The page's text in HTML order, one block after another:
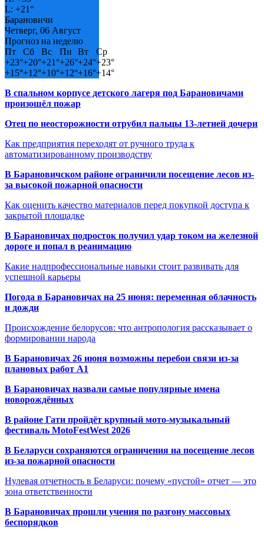
L: +21°
Барановичи
Четверг, 06 Август
Прогноз на неделю
Пт
Сб Вс Пн Вт
Ср
+23°+20°+21°+26°+24°+23°
+15°+12°+10°+12°+16°+14°
В спальном корпусе детского лагеря под Барановичами
произошёл пожар
Отец по неосторожности отрубил пальцы 13-летней дочери
Как предприятия переходят от ручного труда к
автоматизированному производству
В Барановичском районе ограничили посещение лесов из-
за высокой пожарной опасности
Как оценить качество материалов перед покупкой доступа к
закрытой площадке
В Барановичах подросток получил удар током на железной
дороге и попал в реанимацию
Какие надпрофессиональные навыки стоит развивать для
успешной карьеры
Погода в Барановичах на 25 июня: переменная облачность
и дожди
Происхождение белорусов: что антропология рассказывает о
формировании народа
В Барановичах 26 июня возможны перебои связи из-за
плановых работ A1
В Барановичах назвали самые популярные имена
новорождённых
В районе Гати пройдёт крупный мото-музыкальный
фестиваль MotoFestWest 2026
В Беларуси сохраняются ограничения на посещение лесов
из-за пожарной опасности
Нулевая отчетность в Беларуси: почему «пустой» отчет — это
зона ответственности
В Барановичах прошли учения по разгону массовых
беспорядков